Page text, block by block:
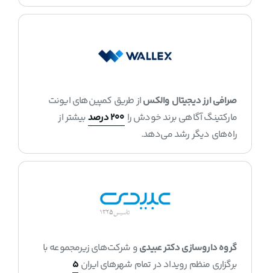
صرافی ارز دیجیتال والکساز طریق کمپین‌های ایونت
مارکتینگ آگاهی برند خودش را ۲۰۰ درصد
بیشتر از
راه‌های دیگر رشد می‌دهد.
گروه داروسازی دکتر عبیدیو شرکت‌های زیرمجموعه با
برگزاری منظم رویداد در تمام شهرهای ایران ۵